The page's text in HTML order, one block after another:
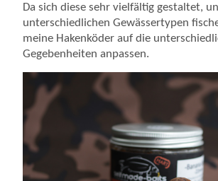
Da sich diese sehr vielfältig gestaltet,
unterschiedlichen Gewässertypen
meine Hakenköder auf die
Gegebenheiten anpassen.